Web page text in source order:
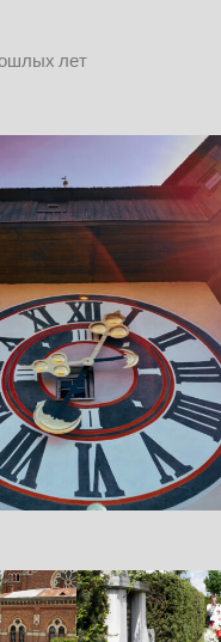
лет